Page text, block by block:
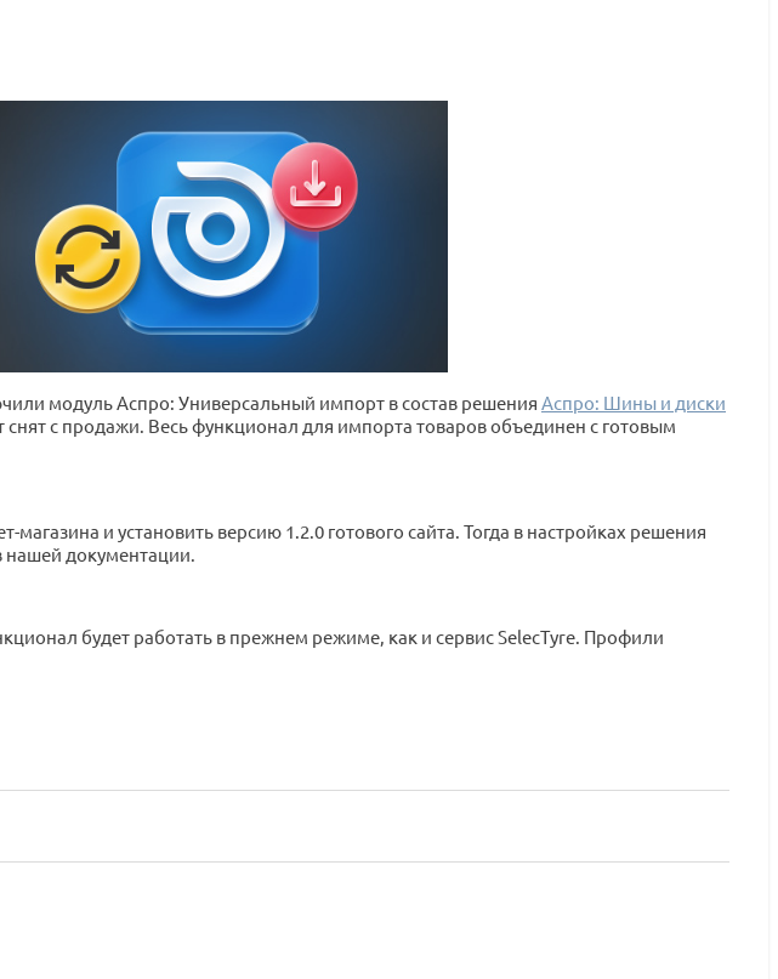
модуль Аспро: Универсальный импорт в состав решения Аспро: Шины и диски
с продажи. Весь функционал для импорта товаров объединен с готовым
и установить версию 1.2.0 готового сайта. Тогда в настройках решения
нашей документации.
будет работать в прежнем режиме, как и сервис SelecTyre. Профили